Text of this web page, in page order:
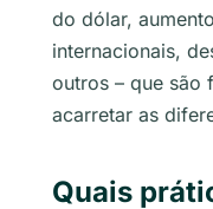
do dólar,
internacionais,
outros – que são
acarretar as
Quais